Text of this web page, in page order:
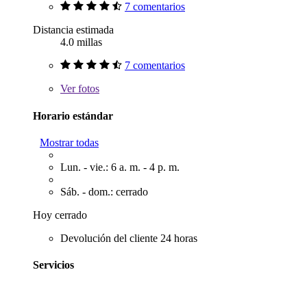
7 comentarios
Distancia estimada
4.0 millas
7 comentarios
Verfotos
Horario estándar
Mostrar todas
Lun. - vie.: 6 a. m. - 4 p. m.
Sáb. - dom.: cerrado
Hoy cerrado
Devolución del cliente 24 horas
Servicios